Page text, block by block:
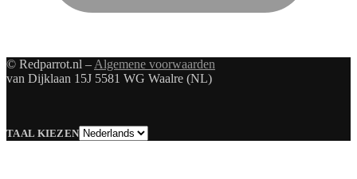
© Redparrot.nl – Algemene voorwaarden
van Dijklaan 15J 5581 WG Waalre (NL)
TAAL KIEZENTaal